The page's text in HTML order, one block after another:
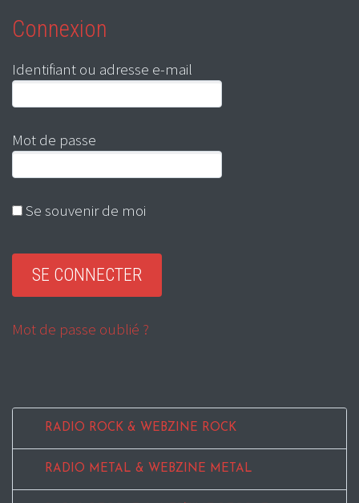
Connexion
Identifiant ou adresse e-mail
Mot de passe
Se souvenir de moi
Mot de passe oublié ?
RADIO ROCK & WEBZINE ROCK
RADIO METAL & WEBZINE METAL